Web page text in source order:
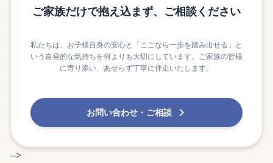
ご家族だけで抱え込まず、ご相談ください
私たちは、お子様自身の安心と「ここなら一歩を踏み出せる」と
いう自発的な気持ちを何よりも大切にしています。ご家族の皆様
に寄り添い、あせらず丁寧に伴走いたします。
お問い合わせ・ご相談
-->